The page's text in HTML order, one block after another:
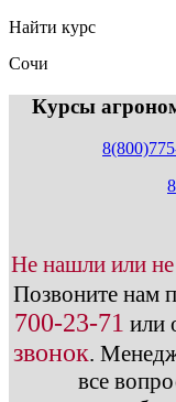
Найти курс
Сочи
Курсы
Не нашли или
Позвоните нам
700-23-71 или
звонок.
все